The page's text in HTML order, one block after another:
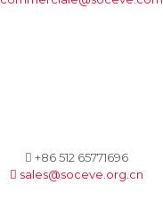
+86 512 65771696
sales@soceve.org.cn